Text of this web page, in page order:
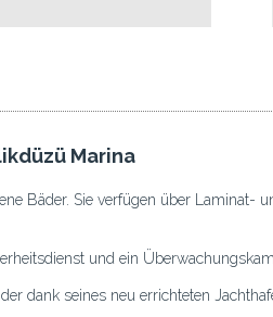
Marina
Bäder. Sie verfügen über Laminat-
und ein
dank seines neu errichteten